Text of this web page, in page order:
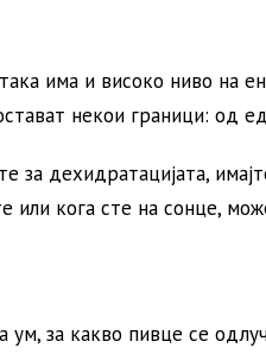
има и високо ниво на
некои граници: од
за дехидратацијата,
или кога сте на сонце,
ум, за какво пивце се